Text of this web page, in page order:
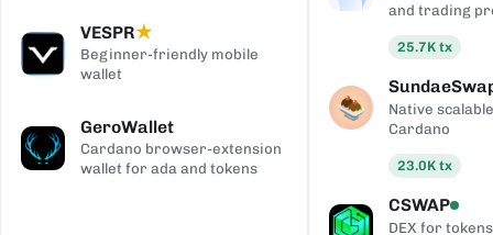
VESPR★
Beginner-friendly mobile
wallet
GeroWallet
Cardano browser-extension
wallet for ada and tokens
and trading
25.7K tx
Native
Cardano
23.0K tx
CSWAP
DEX for